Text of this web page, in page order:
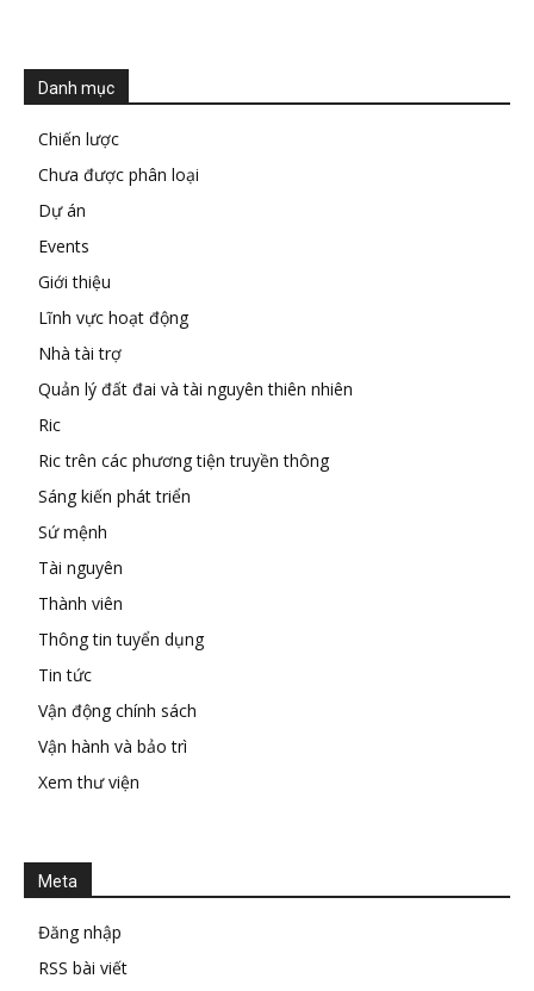
Danh mục
Chiến lược
Chưa được phân loại
Dự án
Events
Giới thiệu
Lĩnh vực hoạt động
Nhà tài trợ
Quản lý đất đai và tài nguyên thiên nhiên
Ric
Ric trên các phương tiện truyền thông
Sáng kiến phát triển
Sứ mệnh
Tài nguyên
Thành viên
Thông tin tuyển dụng
Tin tức
Vận động chính sách
Vận hành và bảo trì
Xem thư viện
Meta
Đăng nhập
RSS bài viết